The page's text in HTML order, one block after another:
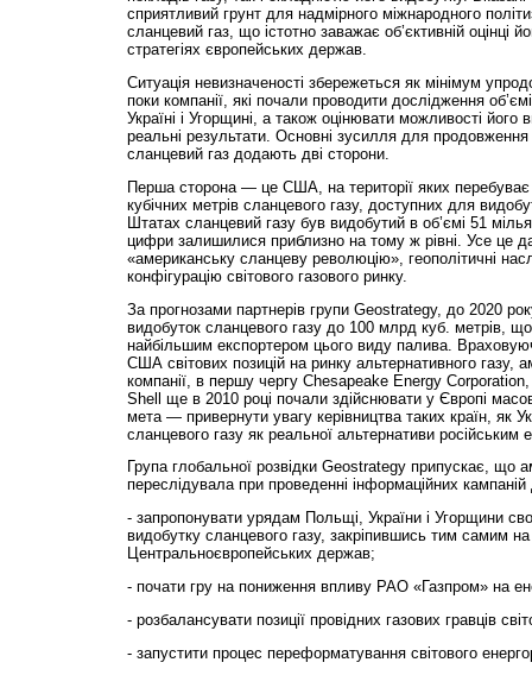
сприятливий грунт для надмірного міжнародного
сланцевий газ, що істотно заважає об’єктивній оцінці
стратегіях європейських держав.
Ситуація невизначеності збережеться як мінімум
поки компанії, які почали проводити дослідження
Україні і Угорщині, а також оцінювати можливості його
реальні результати. Основні зусилля для продовження
сланцевий газ додають дві сторони.
Перша сторона — це США, на території яких перебуває
кубічних метрів сланцевого газу, доступних для
Штатах сланцевий газу був видобутий в об’ємі 51
цифри залишилися приблизно на тому ж рівні. Усе це
«американську сланцеву революцію», геополітичні
конфігурацію світового газового ринку.
За прогнозами партнерів групи Geostrategy, до 2020
видобуток сланцевого газу до 100 млрд куб. метрів,
найбільшим експортером цього виду палива.
США світових позицій на ринку альтернативного газу,
компанії, в першу чергу Chesapeake Energy
Shell ще в 2010 році почали здійснювати у Європі
мета — привернути увагу керівництва таких країн, як
сланцевого газу як реальної альтернативи російським
Група глобальної розвідки Geostrategy припускає, що
переслідувала при проведенні інформаційних кампаній
- запропонувати урядам Польщі, України і Угорщини
видобутку сланцевого газу, закріпившись тим самим
Центральноєвропейських держав;
- почати гру на пониження впливу РАО «Газпром» на
- розбалансувати позиції провідних газових гравців
- запустити процес переформатування світового